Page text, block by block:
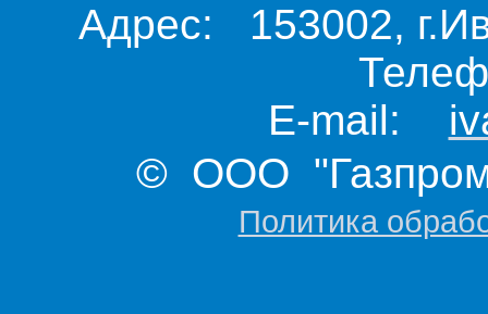
Адрес: 153002,
E-mail:
© ООО "Газпром
Политика